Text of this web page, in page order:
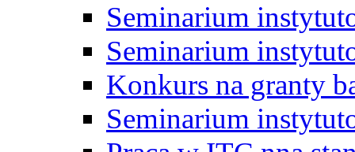
Seminarium
Seminarium
Konkurs na granty
Seminarium